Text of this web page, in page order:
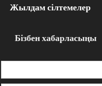
Жылдам сілтемелер
Бізбен хабарласыңы